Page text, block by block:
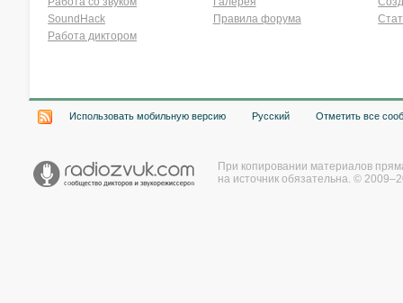
SoundHack
Работа диктором
Правила форума
Использовать мобильную версию Русский Отметить все
При копировании материалов
на источник обязательна. ©